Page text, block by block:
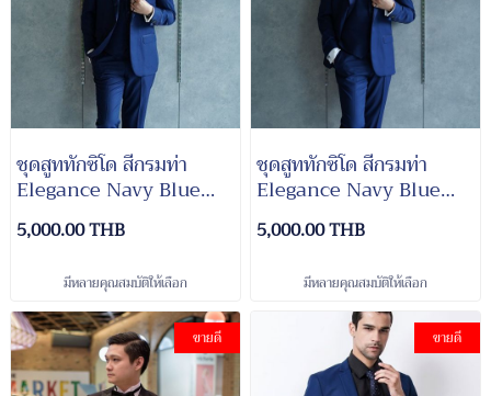
ชุดสูททักซิโด สีกรมท่า
Elegance Navy Blue
Tuxedo Suit
5,000.00 THB
มีหลายคุณสมบัติให้เลือก
ชุดสูททักซิโด สีกรมท่า
Elegance Navy Blue
Tuxedo Suit
5,000.00 THB
มีหลายคุณสมบัติให้เลือก
ขายดี ขายดี